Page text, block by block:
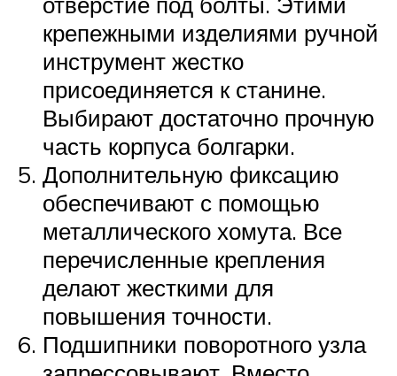
крепежными изделиями ручной
инструмент жестко
присоединяется к станине.
Выбирают достаточно прочную
часть корпуса болгарки.
Дополнительную фиксацию
обеспечивают с помощью
металлического хомута. Все
перечисленные крепления
делают жесткими для
повышения точности.
Подшипники поворотного узла